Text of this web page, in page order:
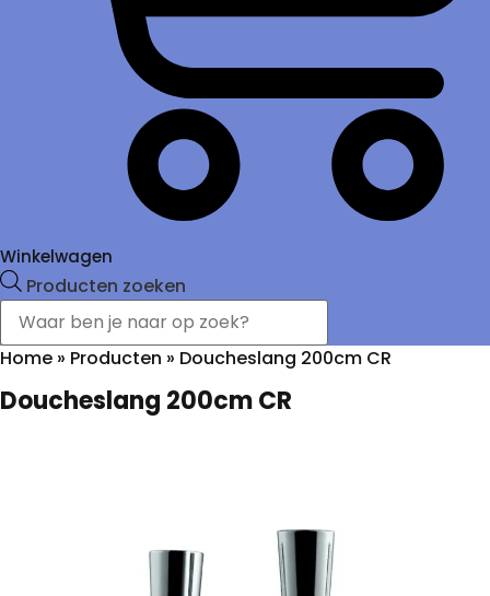
Winkelwagen
Producten zoeken
Home » Producten » Doucheslang 200cm CR
Doucheslang 200cm CR